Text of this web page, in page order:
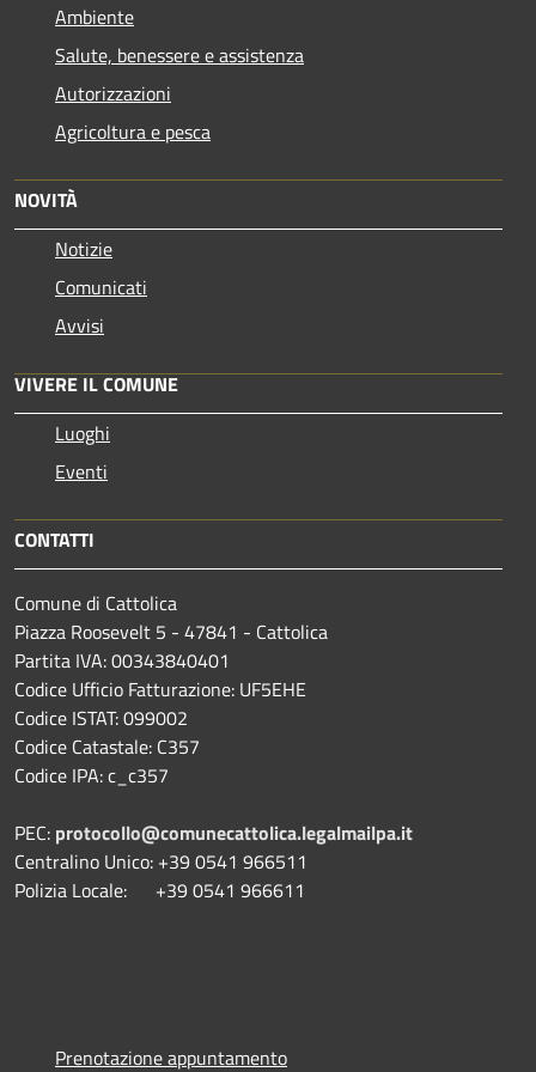
Ambiente
Salute, benessere e assistenza
Autorizzazioni
Agricoltura e pesca
NOVITÀ
Notizie
Comunicati
Avvisi
VIVERE IL COMUNE
Luoghi
Eventi
CONTATTI
Comune di Cattolica
Piazza Roosevelt 5 - 47841 - Cattolica
Partita IVA: 00343840401
Codice Ufficio Fatturazione: UF5EHE
Codice ISTAT: 099002
Codice Catastale: C357
Codice IPA: c_c357
PEC: protocollo@comunecattolica.legalmailpa.it
Centralino Unico: +39 0541 966511
Polizia Locale: +39 0541 966611
Prenotazione appuntamento